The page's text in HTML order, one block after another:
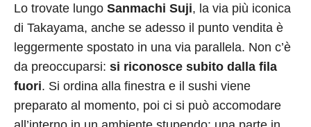
Lo trovate lungo Sanmachi Suji, la via più iconica
di Takayama, anche se adesso il punto vendita è
leggermente spostato in una via parallela. Non c’è
da preoccuparsi: si riconosce subito dalla fila
fuori. Si ordina alla finestra e il sushi viene
preparato al momento, poi ci si può accomodare